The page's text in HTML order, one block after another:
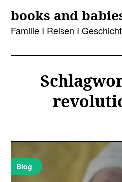
content
books and
Familie I Reisen I
Blog